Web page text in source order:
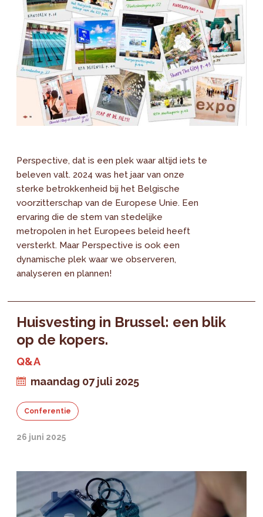
Perspective, dat is een plek waar altijd iets te
beleven valt. 2024 was het jaar van onze
sterke betrokkenheid bij het Belgische
voorzitterschap van de Europese Unie. Een
ervaring die de stem van stedelijke
metropolen in het Europees beleid heeft
versterkt. Maar Perspective is ook een
dynamische plek waar we observeren,
analyseren en plannen!
Huisvesting in Brussel: een blik
op de kopers.
Q&A
maandag 07 juli 2025
Conferentie
26 juni 2025